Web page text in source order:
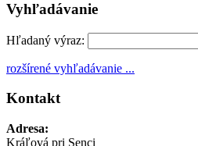
Vyhľadávanie
Hľadaný výraz:
rozšírené vyhľadávanie ...
Kontakt
Adresa:
Kráľová pri Senci